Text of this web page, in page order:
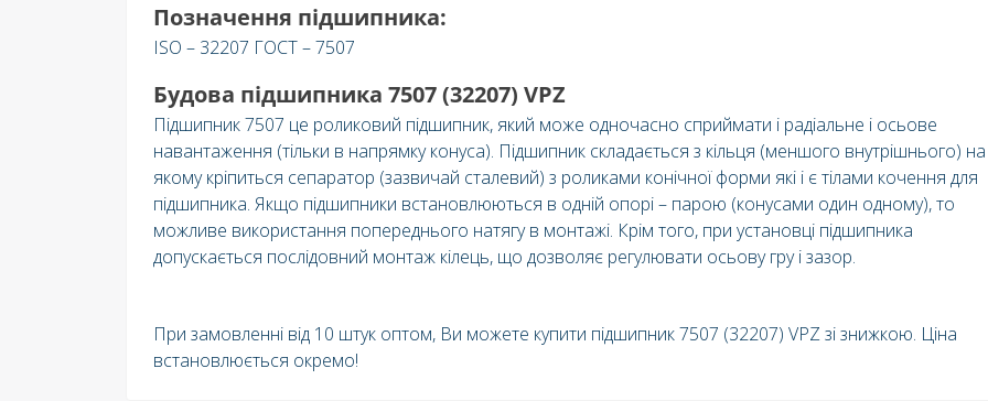
Позначення підшипника:
ISO – 32207 ГОСТ – 7507
Будова підшипника 7507 (32207) VPZ
Підшипник 7507 це роликовий підшипник, який може одночасно сприймати і радіальне і осьове
навантаження (тільки в напрямку конуса). Підшипник складається з кільця (меншого внутрішнього) на
якому кріпиться сепаратор (зазвичай сталевий) з роликами конічної форми які і є тілами кочення для
підшипника. Якщо підшипники встановлюються в одній опорі – парою (конусами один одному), то
можливе використання попереднього натягу в монтажі. Крім того, при установці підшипника
допускається послідовний монтаж кілець, що дозволяє регулювати осьову гру і зазор.
При замовленні від 10 штук оптом, Ви можете купити підшипник 7507 (32207) VPZ зі знижкою. Ціна
встановлюється окремо!